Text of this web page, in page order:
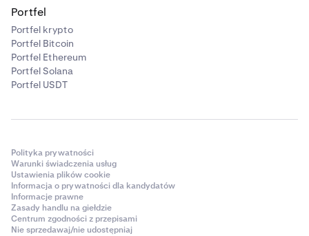
Portfel
Portfel krypto
Portfel Bitcoin
Portfel Ethereum
Portfel Solana
Portfel USDT
Polityka prywatności
Warunki świadczenia usług
Ustawienia plików cookie
Informacja o prywatności dla kandydatów
Informacje prawne
Zasady handlu na giełdzie
Centrum zgodności z przepisami
Nie sprzedawaj/nie udostępniaj